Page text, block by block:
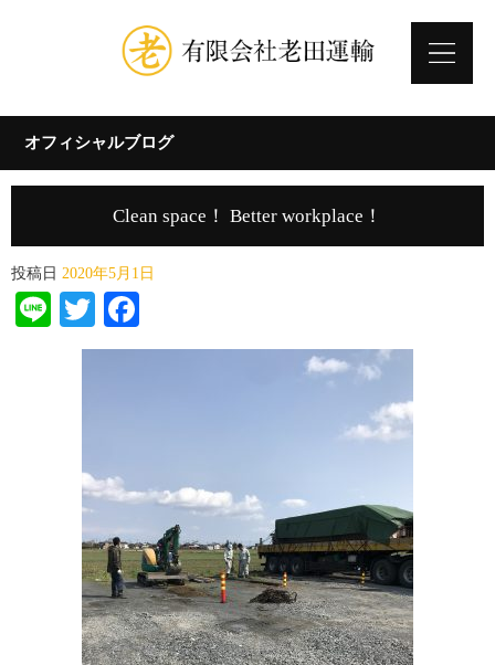
オフィシャルブログ
Clean space！ Better workplace！
投稿日 2020年5月1日
LineTwitter